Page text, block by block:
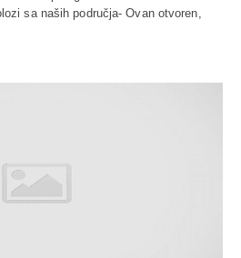
sa naših područja- Ovan otvoren,